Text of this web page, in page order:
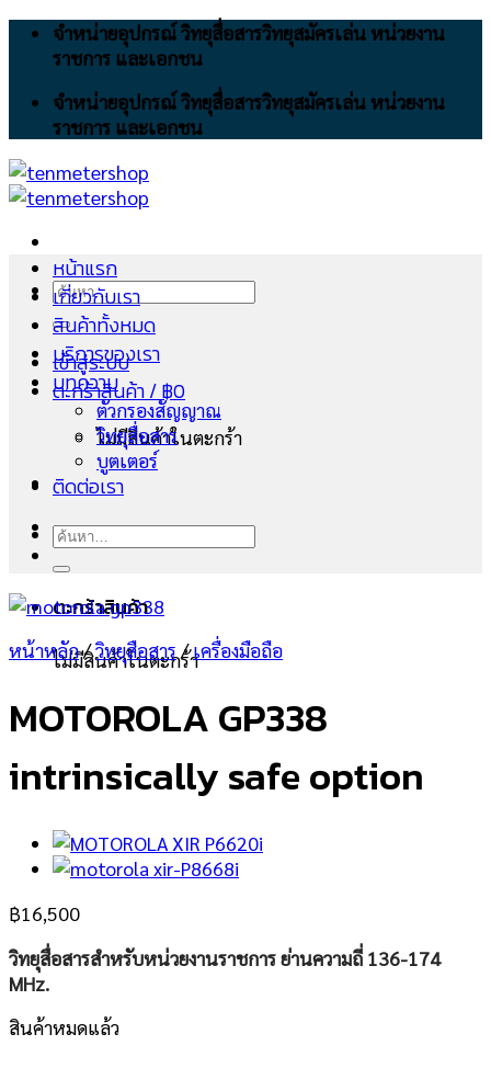
Skip
จำหน่ายอุปกรณ์ วิทยุสื่อสารวิทยุสมัครเล่น หน่วยงาน
ราชการ และเอกชน
จำหน่ายอุปกรณ์ วิทยุสื่อสารวิทยุสมัครเล่น หน่วยงาน
ราชการ และเอกชน
ค้นหา:
เข้าสู่ระบบ
ตะกร้าสินค้า /฿0
ไม่มีสินค้าในตะกร้า
ตะกร้าสินค้า
ไม่มีสินค้าในตะกร้า
หน้าแรก
เกี่ยวกับเรา
สินค้าทั้งหมด
บริการของเรา
บทความ
ตัวกรองสัญญาณ
วิทยุสื่อสาร
บูตเตอร์
ติดต่อเรา
ค้นหา:
หน้าหลัก/วิทยุสือสาร / เครื่องมือถือ
MOTOROLA GP338
intrinsically safe option
฿16,500
วิทยุสื่อสารสำหรับหน่วยงานราชการ ย่านความถี่ 136-174
MHz.
สินค้าหมดแล้ว